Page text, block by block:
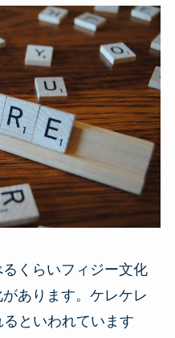
くらいフィジー文化
あります。ケレケレ
といわれています